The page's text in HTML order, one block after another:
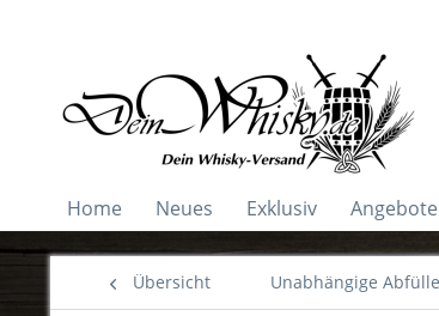
Home Neues Exklusiv Angebote
Übersicht Unabhängige